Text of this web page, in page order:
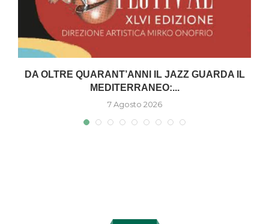
DA OLTRE QUARANT’ANNI IL JAZZ GUARDA IL
MEDITERRANEO:...
7 Agosto 2026